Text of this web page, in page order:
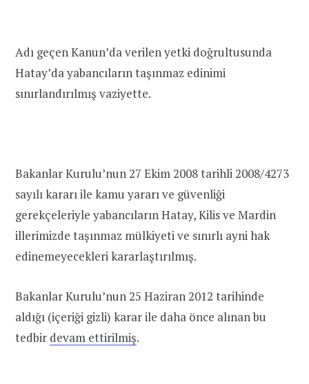
Adı geçen Kanun’da verilen yetki doğrultusunda
Hatay’da yabancıların taşınmaz edinimi
sınırlandırılmış vaziyette.
Bakanlar Kurulu’nun 27 Ekim 2008 tarihli 2008/4273
sayılı kararı ile kamu yararı ve güvenliği
gerekçeleriyle yabancıların Hatay, Kilis ve Mardin
illerimizde taşınmaz mülkiyeti ve sınırlı ayni hak
edinemeyecekleri kararlaştırılmış.
Bakanlar Kurulu’nun 25 Haziran 2012 tarihinde
aldığı (içeriği gizli) karar ile daha önce alınan bu
tedbir devam ettirilmiş.